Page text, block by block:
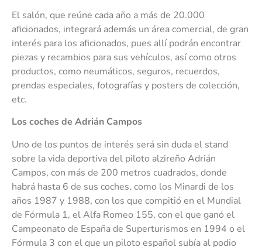
El salón, que reúne cada año a más de 20.000
aficionados, integrará además un área comercial, de gran
interés para los aficionados, pues allí podrán encontrar
piezas y recambios para sus vehículos, así como otros
productos, como neumáticos, seguros, recuerdos,
prendas especiales, fotografías y posters de colección,
etc.
Los coches de Adrián Campos
Uno de los puntos de interés será sin duda el stand
sobre la vida deportiva del piloto alzireño Adrián
Campos, con más de 200 metros cuadrados, donde
habrá hasta 6 de sus coches, como los Minardi de los
años 1987 y 1988, con los que compitió en el Mundial
de Fórmula 1, el Alfa Romeo 155, con el que ganó el
Campeonato de España de Superturismos en 1994 o el
Fórmula 3 con el que un piloto español subía al podio